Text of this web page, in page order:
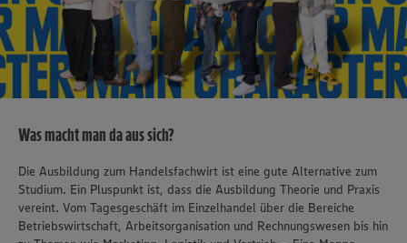
Was macht man da aus sich?
Die Ausbildung zum Handelsfachwirt ist eine gute Alternative zum
Studium. Ein Pluspunkt ist, dass die Ausbildung Theorie und Praxis
vereint. Vom Tagesgeschäft im Einzelhandel über die Bereiche
Betriebswirtschaft, Arbeitsorganisation und Rechnungswesen bis hin